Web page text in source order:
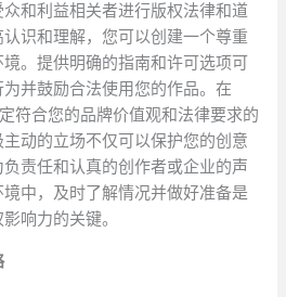
和利益相关者进行版权法律和道
识和理解，您可以创建一个尊重
。提供明确的指南和许可选项可
并鼓励合法使用您的作品。在
符合您的品牌价值观和法律要求的
动的立场不仅可以保护您的创意
责任和认真的创作者或企业的声
中，及时了解情况并做好准备是
响力的关键。